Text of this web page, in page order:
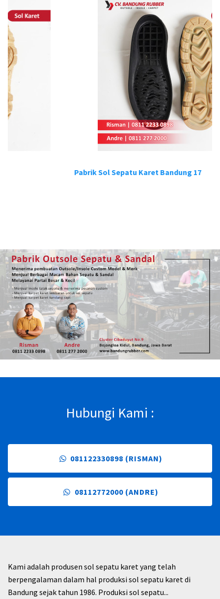
Pabrik Sol Sepatu Karet Bandung 17
Hubungi Kami :
081122330898 (RISMAN)
08112772000 (ANDRE)
Kami adalah produsen sol sepatu karet yang telah
berpengalaman dalam hal produksi sol sepatu karet di
Bandung sejak tahun 1986. Produksi sol sepatu...